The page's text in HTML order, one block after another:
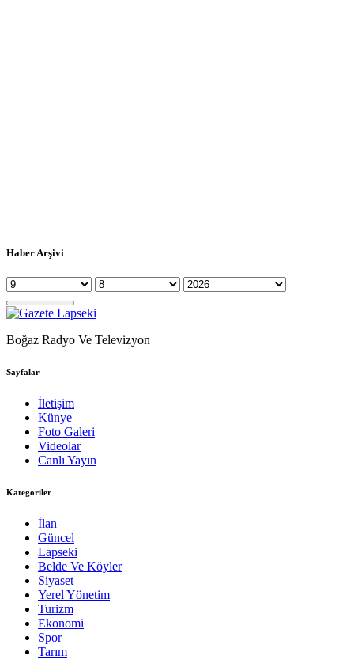
Haber Arşivi
Boğaz Radyo Ve Televizyon
Sayfalar
İletişim
Künye
Foto Galeri
Videolar
Canlı Yayın
Kategoriler
İlan
Güncel
Lapseki
Belde Ve Köyler
Siyaset
Yerel Yönetim
Turizm
Ekonomi
Spor
Tarım